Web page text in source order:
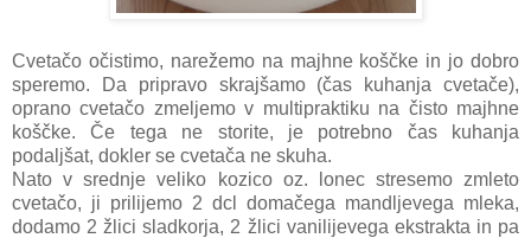
Cvetačo očistimo, narežemo na majhne koščke in jo dobro
speremo. Da pripravo skrajšamo (čas kuhanja cvetače),
oprano cvetačo zmeljemo v multipraktiku na čisto majhne
koščke. Če tega ne storite, je potrebno čas kuhanja
podaljšat, dokler se cvetača ne skuha.
Nato v srednje veliko kozico oz. lonec stresemo zmleto
cvetačo, ji prilijemo 2 dcl domačega mandljevega mleka,
dodamo 2 žlici sladkorja, 2 žlici vanilijevega ekstrakta in pa